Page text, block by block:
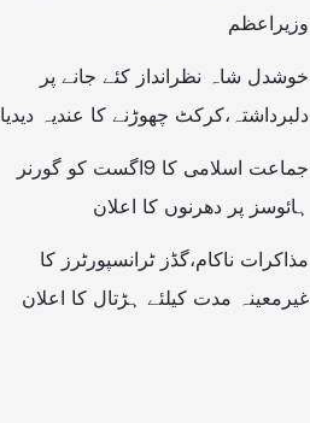
وزیراعظم
خوشدل شاہ نظرانداز کئے جانے پر
دلبرداشتہ،کرکٹ چھوڑنے کا عندیہ دیدیا
جماعت اسلامی کا 9اگست کو گورنر
ہائوسز پر دھرنوں کا اعلان
مذاکرات ناکام،گڈز ٹرانسپورٹرز کا
غیرمعینہ مدت کیلئے ہڑتال کا اعلان